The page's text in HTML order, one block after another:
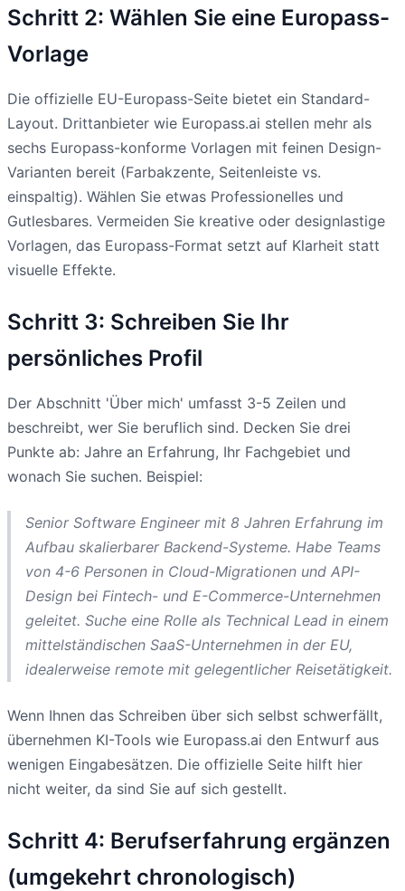
Schritt 2: Wählen Sie eine Europass-
Vorlage
Die offizielle EU-Europass-Seite bietet ein Standard-
Layout. Drittanbieter wie Europass.ai stellen mehr als
sechs Europass-konforme Vorlagen mit feinen Design-
Varianten bereit (Farbakzente, Seitenleiste vs.
einspaltig). Wählen Sie etwas Professionelles und
Gutlesbares. Vermeiden Sie kreative oder designlastige
Vorlagen, das Europass-Format setzt auf Klarheit statt
visuelle Effekte.
Schritt 3: Schreiben Sie Ihr
persönliches Profil
Der Abschnitt 'Über mich' umfasst 3-5 Zeilen und
beschreibt, wer Sie beruflich sind. Decken Sie drei
Punkte ab: Jahre an Erfahrung, Ihr Fachgebiet und
wonach Sie suchen. Beispiel:
Senior Software Engineer mit 8 Jahren Erfahrung im
Aufbau skalierbarer Backend-Systeme. Habe Teams
von 4-6 Personen in Cloud-Migrationen und API-
Design bei Fintech- und E-Commerce-Unternehmen
geleitet. Suche eine Rolle als Technical Lead in einem
mittelständischen SaaS-Unternehmen in der EU,
idealerweise remote mit gelegentlicher Reisetätigkeit.
Wenn Ihnen das Schreiben über sich selbst schwerfällt,
übernehmen KI-Tools wie Europass.ai den Entwurf aus
wenigen Eingabesätzen. Die offizielle Seite hilft hier
nicht weiter, da sind Sie auf sich gestellt.
Schritt 4: Berufserfahrung ergänzen
(umgekehrt chronologisch)